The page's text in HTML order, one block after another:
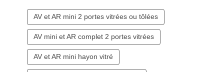
AV et AR mini 2 portes vitrées ou tôlées
AV mini et AR complet 2 portes vitrées
AV et AR mini hayon vitré